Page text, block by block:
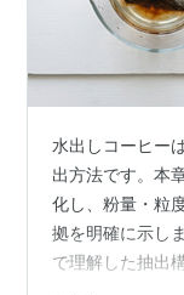
水出しコーヒー
出方法です。本
化し、粉量・粒
拠を明確に示し
で理解した抽出